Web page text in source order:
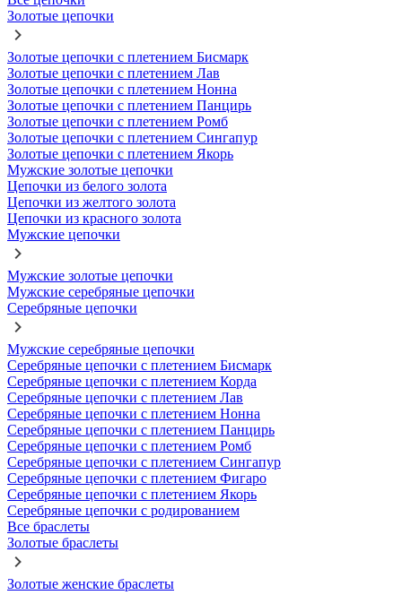
Золотые цепочки
Золотые цепочки с плетением Бисмарк
Золотые цепочки с плетением Лав
Золотые цепочки с плетением Нонна
Золотые цепочки с плетением Панцирь
Золотые цепочки с плетением Ромб
Золотые цепочки с плетением Сингапур
Золотые цепочки с плетением Якорь
Мужские золотые цепочки
Цепочки из белого золота
Цепочки из желтого золота
Цепочки из красного золота
Мужские цепочки
Мужские золотые цепочки
Мужские серебряные цепочки
Серебряные цепочки
Мужские серебряные цепочки
Серебряные цепочки с плетением Бисмарк
Серебряные цепочки с плетением Корда
Серебряные цепочки с плетением Лав
Серебряные цепочки с плетением Нонна
Серебряные цепочки с плетением Панцирь
Серебряные цепочки с плетением Ромб
Серебряные цепочки с плетением Сингапур
Серебряные цепочки с плетением Фигаро
Серебряные цепочки с плетением Якорь
Серебряные цепочки с родированием
Все браслеты
Золотые браслеты
Золотые женские браслеты